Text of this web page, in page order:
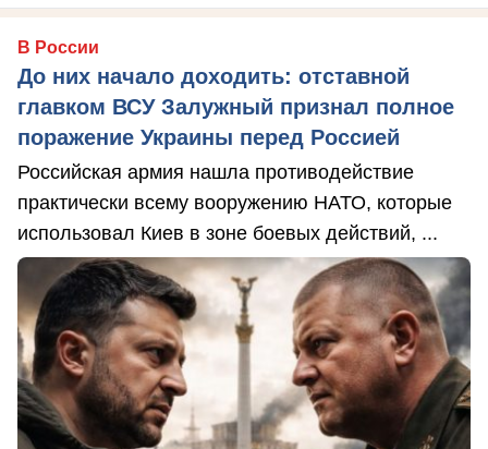
В России
До них начало доходить: отставной
главком ВСУ Залужный признал полное
поражение Украины перед Россией
Российская армия нашла противодействие
практически всему вооружению НАТО, которые
использовал Киев в зоне боевых действий, ...